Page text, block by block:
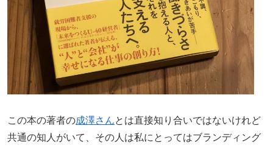
この本の著者の成澤さんとは直接知り合いではないけれど
共通の知人がいて、その人は私にとってはブランディング